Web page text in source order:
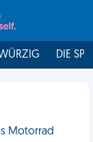
DIE
Motorrad